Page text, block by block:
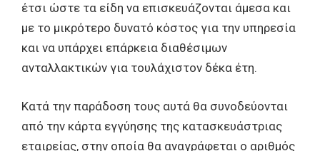
έτσι ώστε τα είδη να επισκευάζονται άμεσα και
με το μικρότερο δυνατό κόστος για την υπηρεσία
και να υπάρχει επάρκεια διαθέσιμων
ανταλλακτικών για τουλάχιστον δέκα έτη.
Κατά την παράδοση τους αυτά θα συνοδεύονται
από την κάρτα εγγύησης της κατασκευάστριας
εταιρείας, στην οποία θα αναγράφεται ο αριθμός